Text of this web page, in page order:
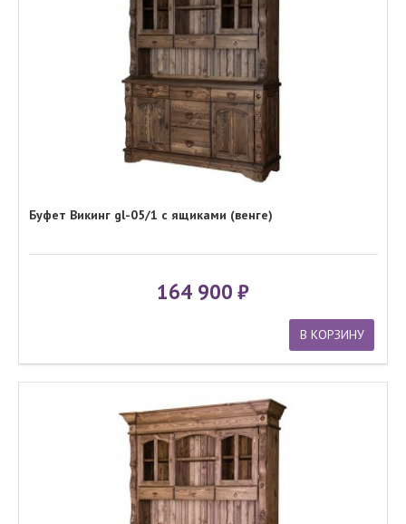
Буфет Викинг gl-05/1 с ящиками (венге)
164 900
В КОРЗИНУ